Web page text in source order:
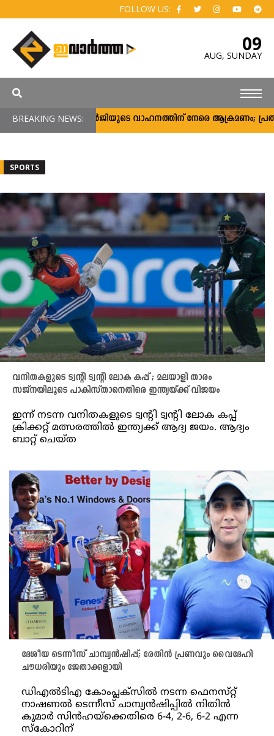
FOLLOW US:
09
AUG, SUNDAY
BREAKING NEWS:
ബാനര്‍ജിയുടെ വാഹനത്തിന് നേരെ ആക്രമണം; പ്രതിഷേധക്കാര്‍
SPORTS
വനിതകളുടെ ട്വന്റി ട്വന്റി ലോക കപ്പ് ; മലയാളി താരം
സജ്‌നയിലൂടെ പാകിസ്താനെതിരെ ഇന്ത്യയ്ക്ക് വിജയം
ഇന്ന് നടന്ന വനിതകളുടെ ട്വന്റി ട്വന്റി ലോക കപ്പ്
ക്രിക്കറ്റ് മത്സരത്തിൽ ഇന്ത്യക്ക് ആദ്യ ജയം. ആദ്യം
ബാറ്റ് ചെയ്ത
ദേശീയ ടെന്നീസ് ചാമ്പ്യൻഷിപ്പ്; രേതിൻ പ്രണവും വൈദേഹി
ചൗധരിയും ജേതാക്കളായി
ഡിഎൽടിഎ കോംപ്ലക്‌സിൽ നടന്ന ഫെനസ്‌റ്റ്
നാഷണൽ ടെന്നീസ് ചാമ്പ്യൻഷിപ്പിൽ നിതിൻ
കുമാർ സിൻഹയ്‌ക്കെതിരെ 6-4, 2-6, 6-2 എന്ന
സ്‌കോറിന്